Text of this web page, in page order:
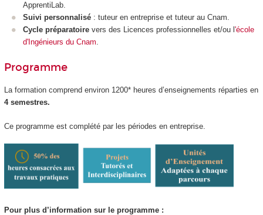
ApprentiLab.
Suivi personnalisé : tuteur en entreprise et tuteur au Cnam.
Cycle préparatoire vers des Licences professionnelles et/ou l 'école
d'Ingénieurs du Cnam.
Programme
La formation comprend environ 1200* heures d’enseignements réparties en
4 semestres.
Ce programme est complété par les périodes en entreprise.
Pour plus d’information sur le programme :